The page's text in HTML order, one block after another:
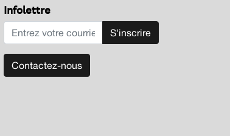
Infolettre
S'inscrire
Contactez-nous